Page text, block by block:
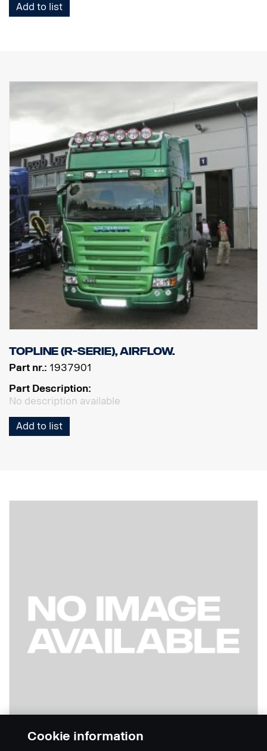
Add to list
Topline (R-serie), Airflow.
Part nr.: 1937901
Part Description:
No description available
Add to list
Cookie information